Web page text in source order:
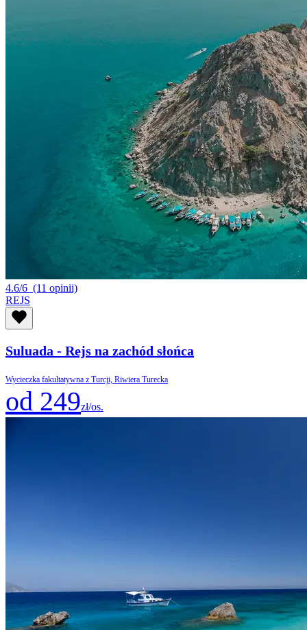
4.6/6 (11 opinii)
REJS
Suluada - Rejs na zachód słońca
Wycieczka fakultatywna z Turcji, Riwiera Turecka
od 249zł/os.